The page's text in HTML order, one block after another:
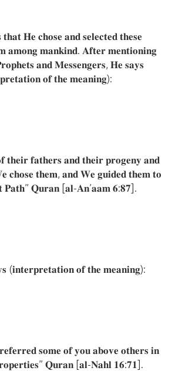
𝐭𝐡𝐚𝐭 𝐇𝐞 𝐜𝐡𝐨𝐬𝐞 𝐚𝐧𝐝 𝐬𝐞𝐥𝐞𝐜𝐭𝐞𝐝 𝐭𝐡𝐞𝐬𝐞
𝐚𝐦𝐨𝐧𝐠 𝐦𝐚𝐧𝐤𝐢𝐧𝐝. 𝐀𝐟𝐭𝐞𝐫 𝐦𝐞𝐧𝐭𝐢𝐨𝐧𝐢𝐧𝐠
𝐚𝐧𝐝 𝐌𝐞𝐬𝐬𝐞𝐧𝐠𝐞𝐫𝐬, 𝐇𝐞 𝐬𝐚𝐲𝐬
𝐨𝐟 𝐭𝐡𝐞 𝐦𝐞𝐚𝐧𝐢𝐧𝐠):
𝐭𝐡𝐞𝐢𝐫 𝐟𝐚𝐭𝐡𝐞𝐫𝐬 𝐚𝐧𝐝 𝐭𝐡𝐞𝐢𝐫 𝐩𝐫𝐨𝐠𝐞𝐧𝐲 𝐚𝐧𝐝
𝐜𝐡𝐨𝐬𝐞 𝐭𝐡𝐞𝐦, 𝐚𝐧𝐝 𝐖𝐞 𝐠𝐮𝐢𝐝𝐞𝐝 𝐭𝐡𝐞𝐦 𝐭𝐨
𝐏𝐚𝐭𝐡” 𝐐𝐮𝐫𝐚𝐧 [𝐚𝐥-𝐀𝐧’𝐚𝐚𝐦 𝟔:𝟖𝟕].
(𝐢𝐧𝐭𝐞𝐫𝐩𝐫𝐞𝐭𝐚𝐭𝐢𝐨𝐧 𝐨𝐟 𝐭𝐡𝐞 𝐦𝐞𝐚𝐧𝐢𝐧𝐠):
𝐬𝐨𝐦𝐞 𝐨𝐟 𝐲𝐨𝐮 𝐚𝐛𝐨𝐯𝐞 𝐨𝐭𝐡𝐞𝐫𝐬 𝐢𝐧
𝐐𝐮𝐫𝐚𝐧 [𝐚𝐥-𝐍𝐚𝐡𝐥 𝟏𝟔:𝟕𝟏].